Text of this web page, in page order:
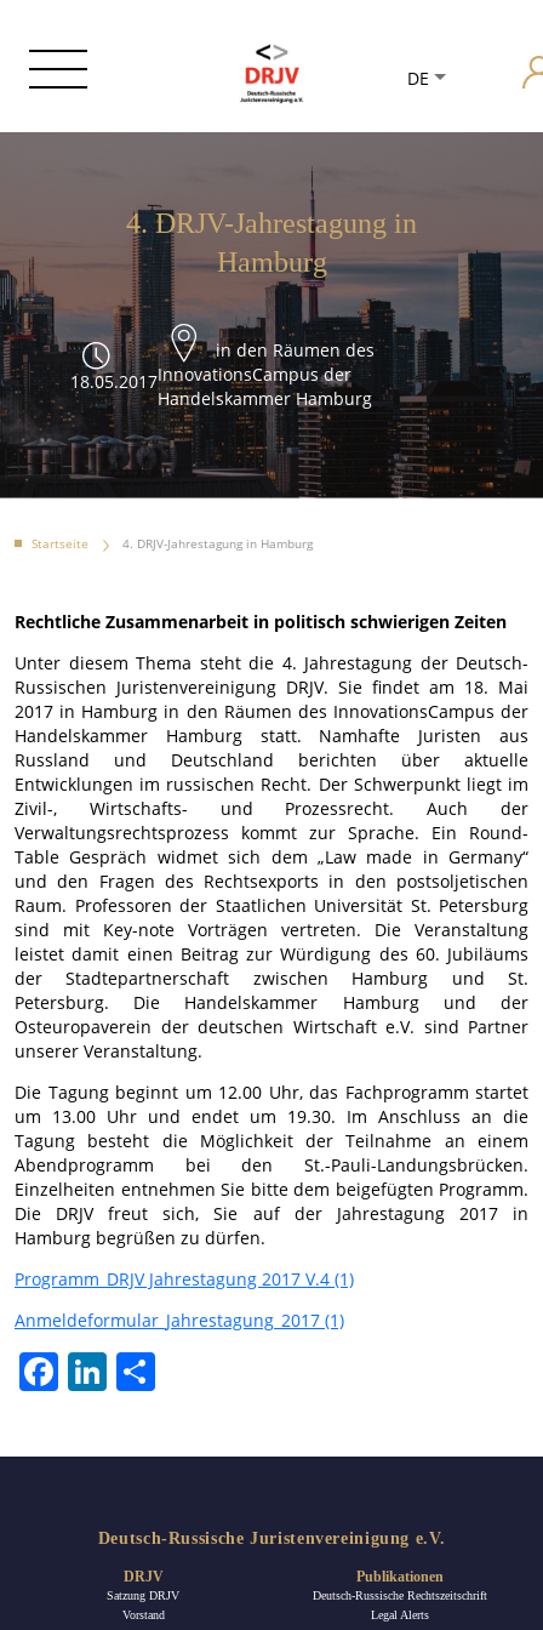
DE
4. DRJV-Jahrestagung in
Hamburg
18.05.2017
in den Räumen des
InnovationsCampus der
Handelskammer Hamburg
Startseite 4. DRJV-Jahrestagung in Hamburg
Rechtliche Zusammenarbeit in politisch schwierigen Zeiten
Unter diesem Thema steht die 4. Jahrestagung der Deutsch-
Russischen Juristenvereinigung DRJV. Sie findet am 18. Mai
2017 in Hamburg in den Räumen des InnovationsCampus der
Handelskammer Hamburg statt. Namhafte Juristen aus
Russland und Deutschland berichten über aktuelle
Entwicklungen im russischen Recht. Der Schwerpunkt liegt im
Zivil-, Wirtschafts- und Prozessrecht. Auch der
Verwaltungsrechtsprozess kommt zur Sprache. Ein Round-
Table Gespräch widmet sich dem „Law made in Germany“
und den Fragen des Rechtsexports in den postsoljetischen
Raum. Professoren der Staatlichen Universität St. Petersburg
sind mit Key-note Vorträgen vertreten. Die Veranstaltung
leistet damit einen Beitrag zur Würdigung des 60. Jubiläums
der Stadtepartnerschaft zwischen Hamburg und St.
Petersburg. Die Handelskammer Hamburg und der
Osteuropaverein der deutschen Wirtschaft e.V. sind Partner
unserer Veranstaltung.
Die Tagung beginnt um 12.00 Uhr, das Fachprogramm startet
um 13.00 Uhr und endet um 19.30. Im Anschluss an die
Tagung besteht die Möglichkeit der Teilnahme an einem
Abendprogramm bei den St.-Pauli-Landungsbrücken.
Einzelheiten entnehmen Sie bitte dem beigefügten Programm.
Die DRJV freut sich, Sie auf der Jahrestagung 2017 in
Hamburg begrüßen zu dürfen.
Programm_DRJV Jahrestagung 2017 V.4 (1)
Anmeldeformular_Jahrestagung_2017 (1)
FacebookLinkedIn
Deutsch-Russische Juristenvereinigung e.V.
DRJV
Satzung DRJV
Vorstand
Publikationen
Deutsch-Russische Rechtszeitschrift
Legal Alerts